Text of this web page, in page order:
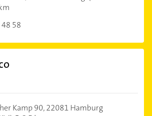
58
Kamp 90,22081 Hamburg